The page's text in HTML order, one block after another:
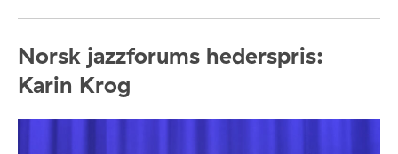
Norsk jazzforums hederspris:
Karin Krog